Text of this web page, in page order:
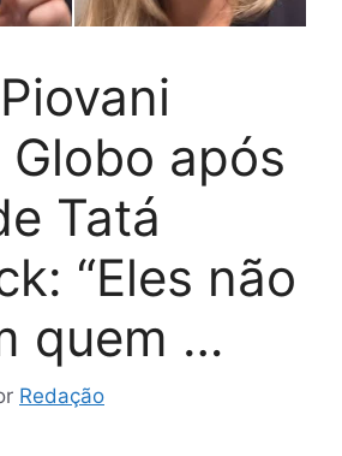
após
Tatá
“Eles não
quem …
Redação